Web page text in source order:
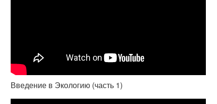
Введение в Экологию (часть 1)